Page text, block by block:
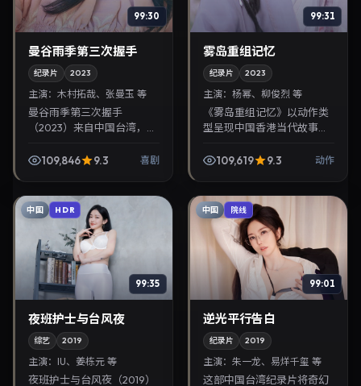
99:30
曼谷雨季第三次握手
纪录片 2023
主演： 木村拓哉、张曼玉 等
曼谷雨季第三次握手
（2023）来自中国台湾，类
村拓哉、张曼玉等参与演
109,846 9.3 喜剧
99:31
雾岛重组记忆
纪录片 2023
主演：杨幂、柳俊烈 等
《雾岛重组记忆》以动作类
型呈现中国香港当代故事，
俊烈。2023年2月21日登陆
109,619 9.3 动作
中国 HDR
99:35
夜班护士与台风夜
综艺 2019
主演： IU、姜栋元 等
夜班护士与台风夜（2019）
中国 院线
99:01
逆光平行告白
纪录片 2019
主演：朱一龙、易烊千玺 等
这部中国台湾纪录片将奇幻